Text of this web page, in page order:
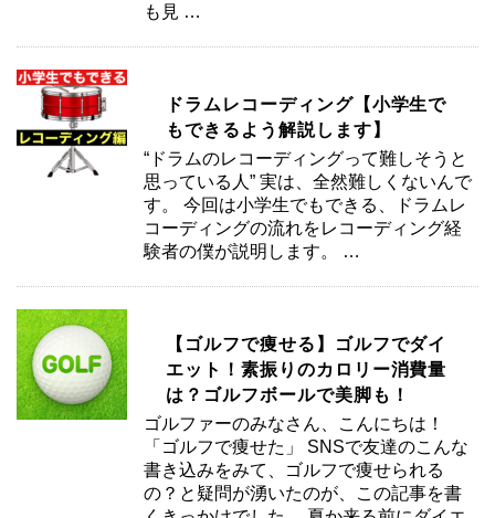
も見 …
ドラムレコーディング【小学生で
もできるよう解説します】
“ドラムのレコーディングって難しそうと
思っている人” 実は、全然難しくないんで
す。 今回は小学生でもできる、ドラムレ
コーディングの流れをレコーディング経
験者の僕が説明します。 …
【ゴルフで痩せる】ゴルフでダイ
エット！素振りのカロリー消費量
は？ゴルフボールで美脚も！
ゴルファーのみなさん、こんにちは！
「ゴルフで痩せた」 SNSで友達のこんな
書き込みをみて、ゴルフで痩せられる
の？と疑問が湧いたのが、この記事を書